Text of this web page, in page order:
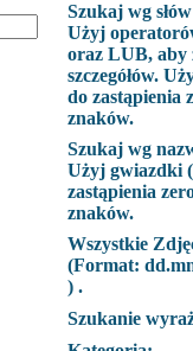
Szukaj wg
Użyj
oraz LUB, aby
szczegółów.
do zastąpienia
znaków.
Szukaj wg
Użyj gwiazdki
zastąpienia
znaków.
Wszystkie
(Format:
) .
Szukanie